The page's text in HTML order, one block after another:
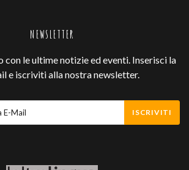
NEWSLETTER
le ultime notizie ed eventi. Inserisci la
e iscriviti alla nostra newsletter.
ISCRIVITI